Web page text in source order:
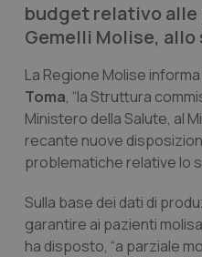
budget relativo
Gemelli Molise,
La Regione Molise
Toma, “la Struttura
Ministero della Salute, al
recante nuove
problematiche relative lo
Sulla base dei dati di
garantire ai pazienti
ha disposto, “a parziale